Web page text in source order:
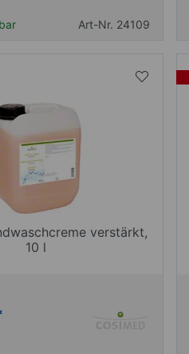
Art-Nr. 24109
verstärkt,
10 l